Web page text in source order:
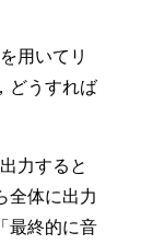
用いてリ
どうすれば
力すると
全体に出力
最終的に音